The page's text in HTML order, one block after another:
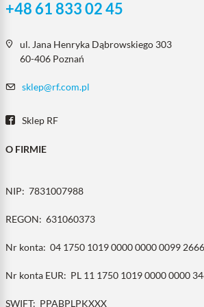
+48 61 833 02 45
ul. Jana Henryka Dąbrowskiego 303
60-406 Poznań
sklep@rf.com.pl
Sklep RF
O FIRMIE
NIP: 7831007988
REGON: 631060373
Nr konta: 04 1750 1019 0000 0000 0099 2666
Nr konta EUR: PL 11 1750 1019 0000 0000
SWIFT: PPABPLPKXXX